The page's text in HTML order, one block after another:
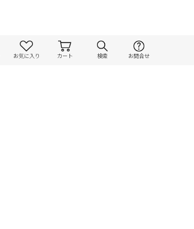
お気に入り カート 検索 お問合せ